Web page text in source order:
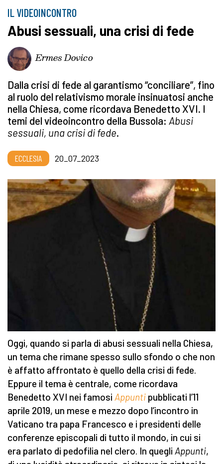
IL VIDEOINCONTRO
Abusi sessuali, una crisi di fede
Ermes Dovico
Dalla crisi di fede al garantismo “conciliare”, fino
al ruolo del relativismo morale insinuatosi anche
nella Chiesa, come ricordava Benedetto XVI. I
temi del videoincontro della Bussola: Abusi
sessuali, una crisi di fede.
ECCLESIA 20_07_2023
Oggi, quando si parla di abusi sessuali nella Chiesa,
un tema che rimane spesso sullo sfondo o che non
è affatto affrontato è quello della crisi di fede.
Eppure il tema è centrale, come ricordava
Benedetto XVI nei famosi Appunti pubblicati l’11
aprile 2019, un mese e mezzo dopo l’incontro in
Vaticano tra papa Francesco e i presidenti delle
conferenze episcopali di tutto il mondo, in cui si
era parlato di pedofilia nel clero. In quegli Appunti,